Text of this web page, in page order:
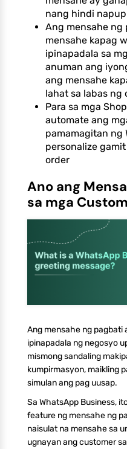
nang hindi
Ang mensahe
mensahe kapag
ipinapadala sa
anuman ang
ang mensahe
lahat sa labas ng
Para sa mga
automate ang
pamamagitan ng
personalize
order
Ano ang
sa mga
Ang mensahe ng pagbati
ipinapadala ng negosyo
mismong sandaling
kumpirmasyon, maikling
simulan ang pag uusap.
Sa WhatsApp Business,
feature ng mensahe ng
naisulat na mensahe sa
ugnayan ang customer